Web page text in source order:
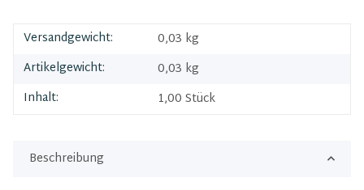
Versandgewicht:
0,03 kg
Artikelgewicht:
0,03 kg
Inhalt:
1,00 Stück
Beschreibung